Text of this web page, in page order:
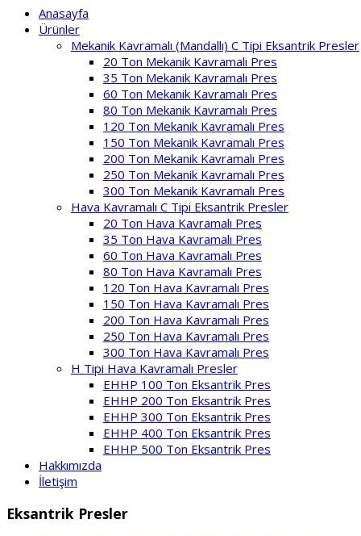
Anasayfa
Ürünler
Mekanik Kavramalı (Mandallı) C Tipi Eksantrik Presler
20 Ton Mekanik Kavramalı Pres
35 Ton Mekanik Kavramalı Pres
60 Ton Mekanik Kavramalı Pres
80 Ton Mekanik Kavramalı Pres
120 Ton Mekanik Kavramalı Pres
150 Ton Mekanik Kavramalı Pres
200 Ton Mekanik Kavramalı Pres
250 Ton Mekanik Kavramalı Pres
300 Ton Mekanik Kavramalı Pres
Hava Kavramalı C Tipi Eksantrik Presler
20 Ton Hava Kavramalı Pres
35 Ton Hava Kavramalı Pres
60 Ton Hava Kavramalı Pres
80 Ton Hava Kavramalı Pres
120 Ton Hava Kavramalı Pres
150 Ton Hava Kavramalı Pres
200 Ton Hava Kavramalı Pres
250 Ton Hava Kavramalı Pres
300 Ton Hava Kavramalı Pres
H Tipi Hava Kavramalı Presler
EHHP 100 Ton Eksantrik Pres
EHHP 200 Ton Eksantrik Pres
EHHP 300 Ton Eksantrik Pres
EHHP 400 Ton Eksantrik Pres
EHHP 500 Ton Eksantrik Pres
Hakkımızda
İletişim
Eksantrik Presler